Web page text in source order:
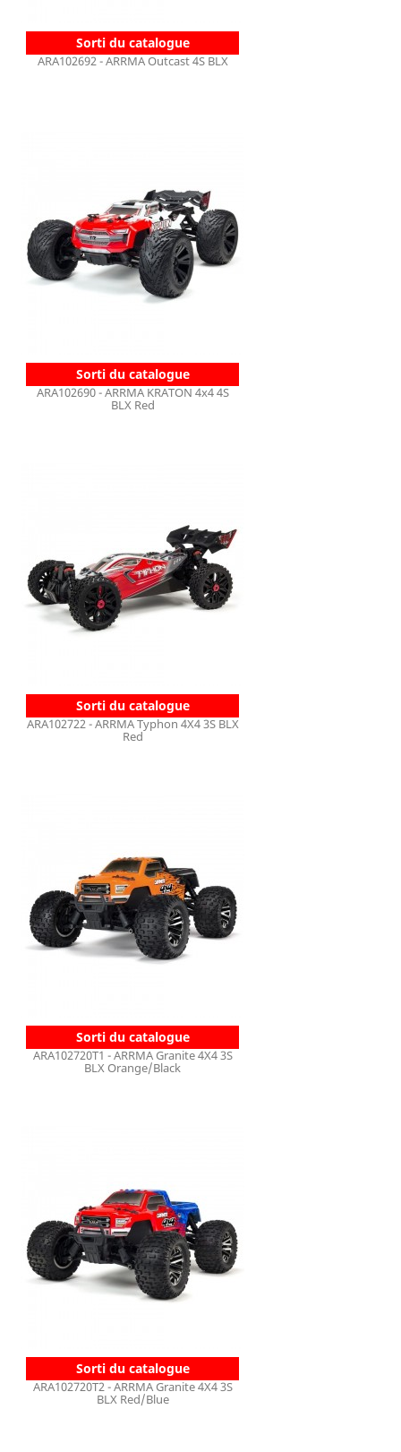
Sorti du catalogue
ARA102692 - ARRMA Outcast 4S BLX
Sorti du catalogue
ARA102690 - ARRMA KRATON 4x4 4S
BLX Red
Sorti du catalogue
ARA102722 - ARRMA Typhon 4X4 3S BLX
Red
Sorti du catalogue
ARA102720T1 - ARRMA Granite 4X4 3S
BLX Orange/Black
Sorti du catalogue
ARA102720T2 - ARRMA Granite 4X4 3S
BLX Red/Blue